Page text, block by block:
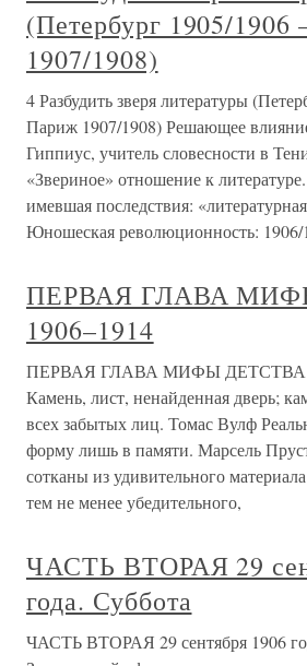
(Петербург 1905/
1907/1908)
4 Разбудить зверя литературы
Париж 1907/1908) Решающее
Гиппиус, учитель словесности в
«Звериное» отношение к
имевшая последствия:
Юношеская революционность: 1906/
ПЕРВАЯ ГЛАВА
1906–1914
ПЕРВАЯ ГЛАВА МИФЫ ДЕТСТВА
Камень, лист, ненайденная дверь;
всех забытых лиц. Томас Вулф
форму лишь в памяти. Марсель
сотканы из удивительного
тем не менее убедительного,
ЧАСТЬ ВТОРАЯ 29
года. Суббота
ЧАСТЬ ВТОРАЯ 29 сентября 1906